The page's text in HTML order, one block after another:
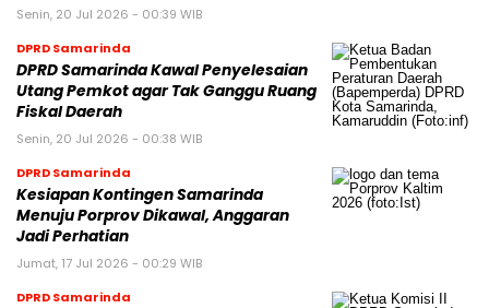
Senin, 20 Jul 2026 - 00:39 WIB
DPRD Samarinda
DPRD Samarinda Kawal Penyelesaian
Utang Pemkot agar Tak Ganggu Ruang
Fiskal Daerah
Senin, 20 Jul 2026 - 00:38 WIB
DPRD Samarinda
Kesiapan Kontingen Samarinda
Menuju Porprov Dikawal, Anggaran
Jadi Perhatian
Jumat, 17 Jul 2026 - 00:29 WIB
DPRD Samarinda